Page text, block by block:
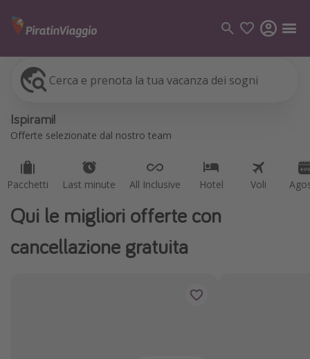
Cerca e prenota la tua vacanza dei sogni
Ispirami!
Offerte selezionate dal nostro team
Pacchetti Last minute All Inclusive Hotel Voli
Pacchetti
Voli
Vacanze
Qui le migliori offerte con
cancellazione gratuita